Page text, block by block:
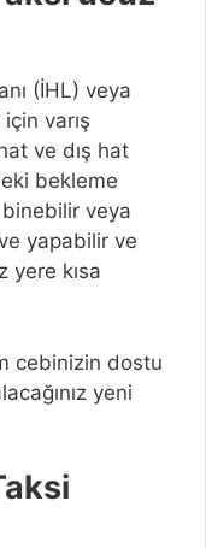
(İHL) veya
varış
ve dış hat
bekleme
binebilir veya
yapabilir ve
yere kısa
cebinizin dostu
yeni